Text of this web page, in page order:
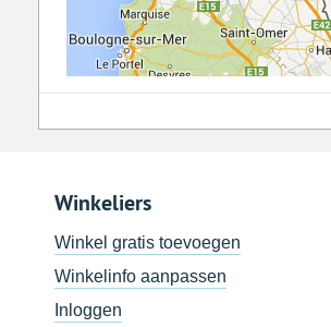
Winkeliers
Winkel gratis toevoegen
Winkelinfo aanpassen
Inloggen